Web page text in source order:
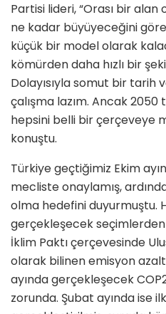
Partisi lideri, “Orası bir
ne kadar büyüyeceğini
küçük bir model olarak
kömürden daha hızlı bir
Dolayısıyla somut bir tarih
çalışma lazım. Ancak
hepsini belli bir çerçeveye
konuştu.
Türkiye geçtiğimiz Ekim
mecliste onaylamış,
olma hedefini duyurmuştu.
gerçekleşecek
İklim Paktı çerçevesinde
olarak bilinen emisyon
ayında gerçekleşecek
zorunda. Şubat ayında ise ilk